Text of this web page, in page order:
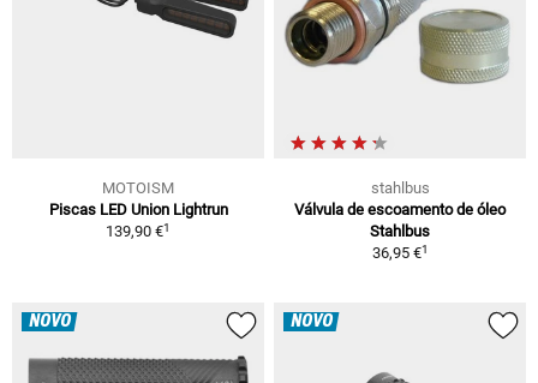
MOTOISM
Piscas LED Union Lightrun
139,90 €1
stahlbus
Válvula de escoamento de óleo
Stahlbus
36,95 €1
NOVO NOVO